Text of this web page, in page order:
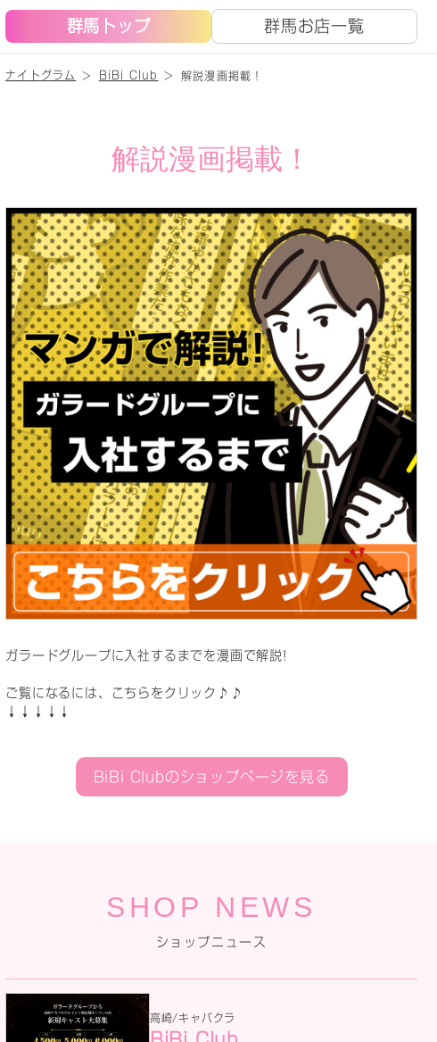
群馬トップ 群馬お店一覧
ナイトグラム BiBi Club 解説漫画掲載！
解説漫画掲載！
ガラードグループに入社するまでを漫画で解説!
ご覧になるには、こちらをクリック♪♪
↓↓↓↓↓
BiBi Clubのショップページを見る
SHOP NEWS
ショップニュース
高崎/キャバクラ